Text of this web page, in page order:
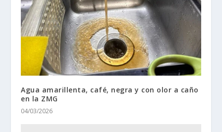
Agua amarillenta, café, negra y con olor a caño
en la ZMG
04/03/2026